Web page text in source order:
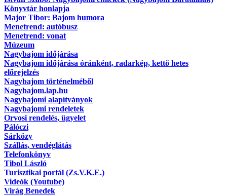
Könyvtár honlapja
Major Tibor: Bajom humora
Menetrend: autóbusz
Menetrend: vonat
Múzeum
Nagybajom időjárása
Nagybajom időjárása óránként, radarkép, kettő hetes
előrejelzés
Nagybajom történelméből
Nagybajom.lap.hu
Nagybajomi alapítványok
Nagybajomi rendeletek
Orvosi rendelés, ügyelet
Pálóczi
Sárközy
Szállás, vendéglátás
Telefonkönyv
Tibol László
Turisztikai portál (Zs.V.K.E.)
Videók (Youtube)
Virág Benedek